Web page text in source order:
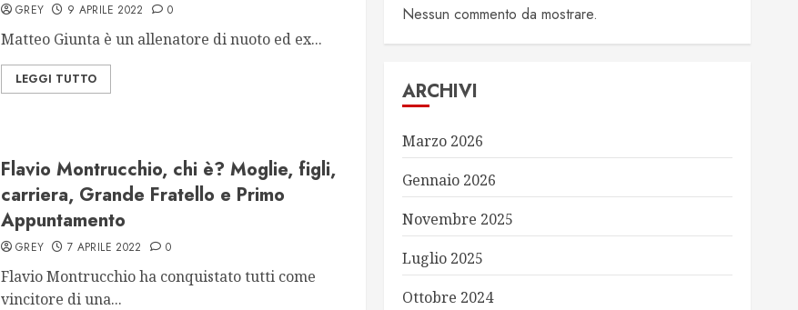
GREY 9 APRILE 2022 0
Matteo Giunta è un allenatore di nuoto ed ex...
LEGGI TUTTO
Flavio Montrucchio, chi è? Moglie, figli,
carriera, Grande Fratello e Primo
Appuntamento
GREY 7 APRILE 2022 0
Flavio Montrucchio ha conquistato tutti come
vincitore di una...
Nessun commento da mostrare.
ARCHIVI
Marzo 2026
Gennaio 2026
Novembre 2025
Luglio 2025
Ottobre 2024